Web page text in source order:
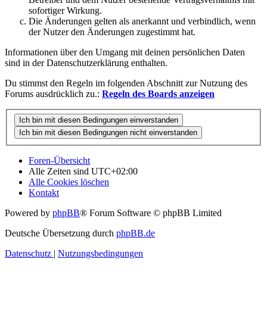
sofortiger Wirkung.
Die Änderungen gelten als anerkannt und verbindlich, wenn
der Nutzer den Änderungen zugestimmt hat.
Informationen über den Umgang mit deinen persönlichen Daten
sind in der Datenschutzerklärung enthalten.
Du stimmst den Regeln im folgenden Abschnitt zur Nutzung des
Forums ausdrücklich zu.: Regeln des Boards anzeigen
Foren-Übersicht
Alle Zeiten sind UTC+02:00
Alle Cookies löschen
Kontakt
Powered by phpBB® Forum Software © phpBB Limited
Deutsche Übersetzung durch phpBB.de
Datenschutz | Nutzungsbedingungen